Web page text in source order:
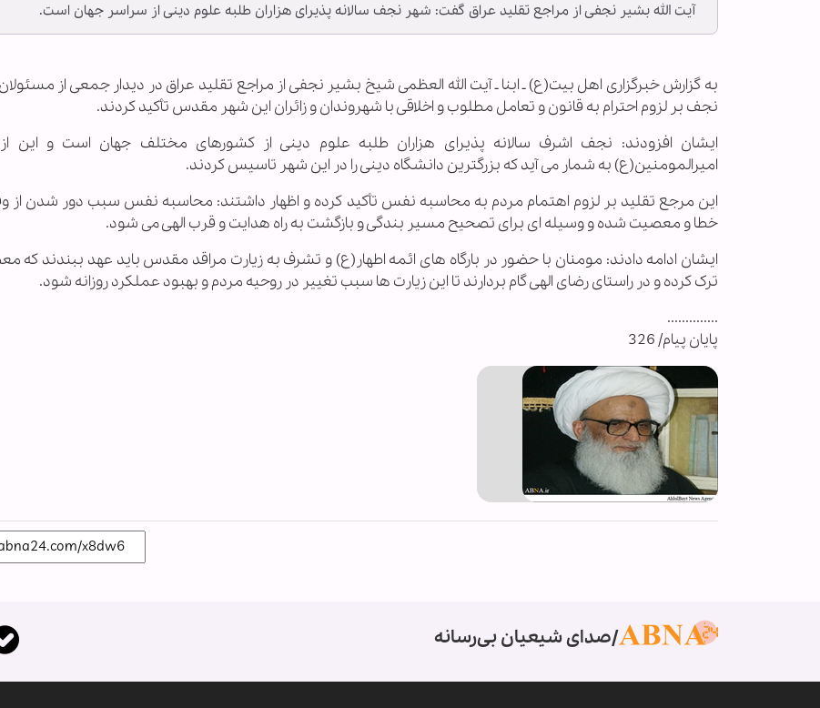
آیت الله بشیر نجفی از مراجع تقلید عراق گفت: شهر نجف سالانه پذیرای هزاران طلبه علوم دینی از سراسر جهان است.
به گزارش خبرگزاری اهل بیت(ع) ـ ابنا ـ آیت الله العظمی شیخ بشیر نجفی از مراجع تقلید عراق در دیدار جمعی از
نجف بر لزوم احترام به قانون و تعامل مطلوب و اخلاقی با شهروندان و زائران این شهر مقدس تأکید کردند.
ایشان افزودند: نجف اشرف سالانه پذیرای هزاران طلبه علوم دینی از کشورهای مختلف جهان است و این از
امیرالمومنین(ع) به شمار می آید که بزرگترین دانشگاه دینی را در این شهر تاسیس کردند.
این مرجع تقلید بر لزوم اهتمام مردم به محاسبه نفس تأکید کرده و اظهار داشتند: محاسبه نفس سبب دور شدن از
خطا و معصیت شده و وسیله ای برای تصحیح مسیر بندگی و بازگشت به راه هدایت و قرب الهی می شود.
ایشان ادامه دادند: مومنان با حضور در بارگاه های ائمه اطهار(ع) و تشرف به زیارت مراقد مقدس باید عهد ببندند که
ترک کرده و در راستای رضای الهی گام بردارند تا این زیارت ها سبب تغییر در روحیه مردم و بهبود عملکرد روزانه شود.
..............
پایان پیام/ 326
صدای شیعیان بی‌رسانه